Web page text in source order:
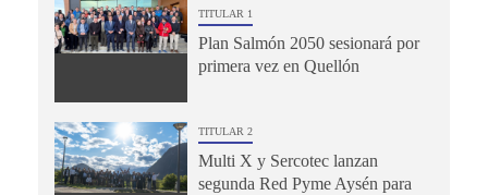
TITULAR 1
Plan Salmón 2050 sesionará por
primera vez en Quellón
TITULAR 2
Multi X y Sercotec lanzan
segunda Red Pyme Aysén para